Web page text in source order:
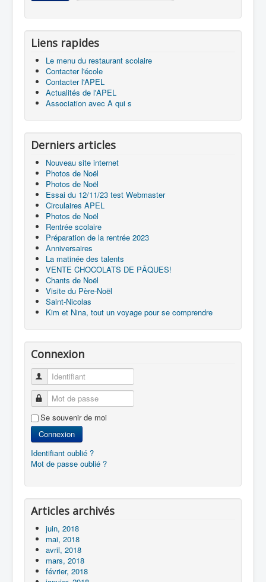
Liens rapides
Le menu du restaurant scolaire
Contacter l'école
Contacter l'APEL
Actualités de l'APEL
Association avec A qui s
Derniers articles
Nouveau site internet
Photos de Noël
Photos de Noël
Essai du 12/11/23 test Webmaster
Circulaires APEL
Photos de Noël
Rentrée scolaire
Préparation de la rentrée 2023
Anniversaires
La matinée des talents
VENTE CHOCOLATS DE PÂQUES!
Chants de Noël
Visite du Père-Noël
Saint-Nicolas
Kim et Nina, tout un voyage pour se comprendre
Connexion
Identifiant
Mot de passe
Se souvenir de moi
Connexion
Identifiant oublié ?
Mot de passe oublié ?
Articles archivés
juin, 2018
mai, 2018
avril, 2018
mars, 2018
février, 2018